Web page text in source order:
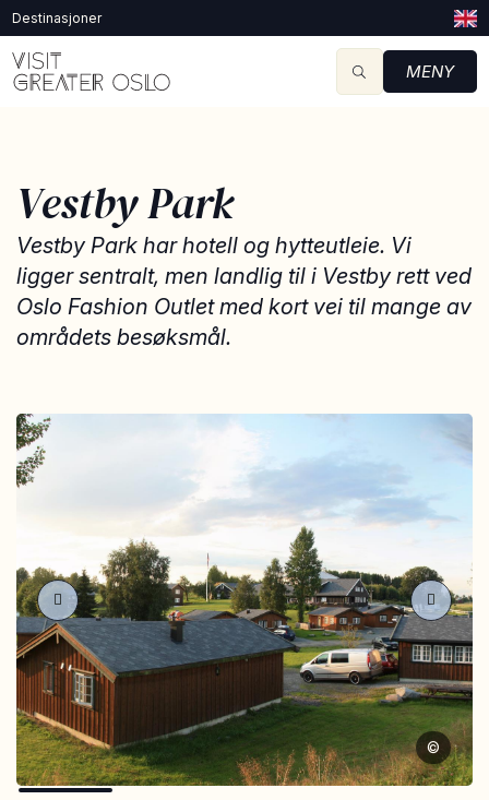
Destinasjoner
MENY
Vestby Park
Vestby Park har hotell og hytteutleie. Vi
ligger sentralt, men landlig til i Vestby rett ved
Oslo Fashion Outlet med kort vei til mange av
områdets besøksmål.
©